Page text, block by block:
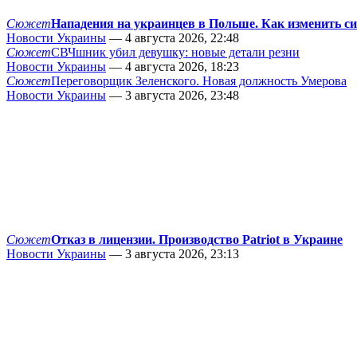
СюжетНападения на украинцев в Польше. Как изменить
Новости Украины — 4 августа 2026, 22:48
СюжетСВЧшник убил девушку: новые детали резни
Новости Украины — 4 августа 2026, 18:23
СюжетПереговорщик Зеленского. Новая должность Умерова
Новости Украины — 3 августа 2026, 23:48
СюжетОтказ в лицензии. Производство Patriot в Украине
Новости Украины — 3 августа 2026, 23:13